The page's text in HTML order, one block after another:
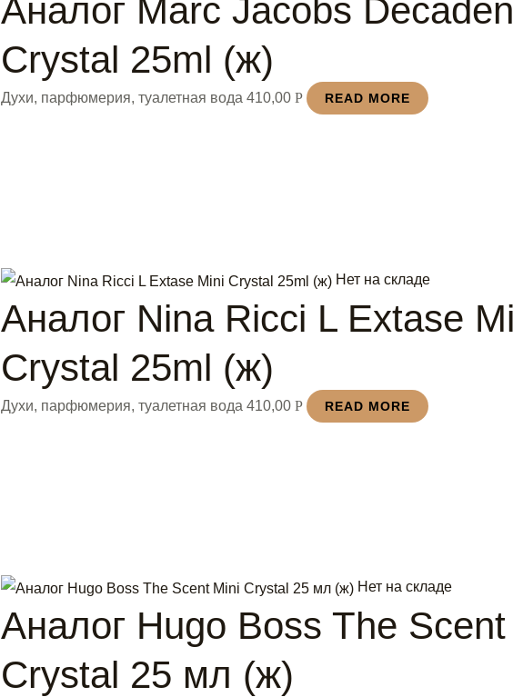
Аналог Marc Jacobs
Crystal 25ml (ж)
Духи, парфюмерия, туалетная вода410,00Р READ MORE
Нет на складе
Аналог Nina Ricci L Extase
Crystal 25ml (ж)
Духи, парфюмерия, туалетная вода410,00Р READ MORE
Нет на складе
Аналог Hugo Boss The
Crystal 25 мл (ж)